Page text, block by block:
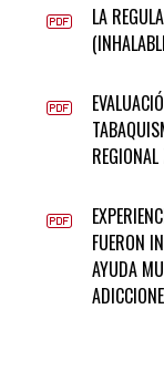
LA
FUERON
AYUDA